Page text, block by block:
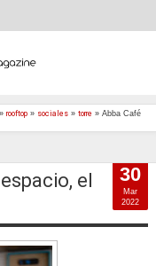
» rooftop » sociales » torre » Abba Café
el
30
Mar
2022